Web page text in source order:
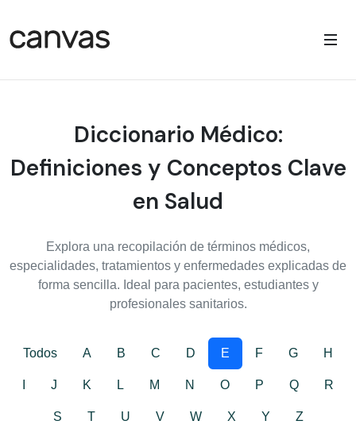
Diccionario Médico:
Definiciones y Conceptos Clave
en Salud
Explora una recopilación de términos médicos,
especialidades, tratamientos y enfermedades explicadas de
forma sencilla. Ideal para pacientes, estudiantes y
profesionales sanitarios.
Todos A B C D E F G H
J K L M N O P Q R
S T U V W X Y Z